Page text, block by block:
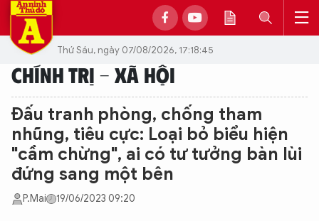
Thứ Sáu, ngày 07/08/2026, 17:18:45
CHÍNH TRỊ - XÃ HỘI
Đấu tranh phòng, chống tham
nhũng, tiêu cực: Loại bỏ biểu hiện
"cầm chừng", ai có tư tưởng bàn lùi
đứng sang một bên
P.Mai 19/06/2023 09:20